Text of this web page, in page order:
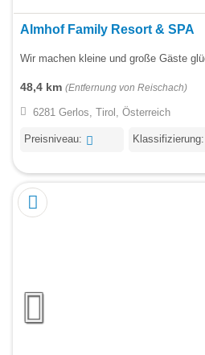
Almhof Family Resort & SPA
Wir machen kleine und große Gäste
48,4 km (Entfernung von Reischach)
6281 Gerlos, Tirol, Österreich
Preisniveau: Klassifizierung: